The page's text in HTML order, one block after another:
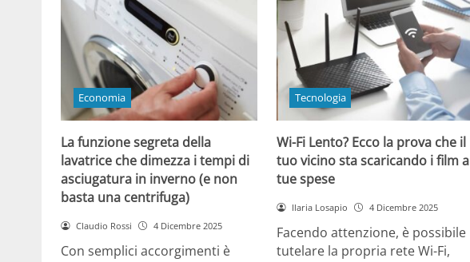
Economia
La funzione segreta della
lavatrice che dimezza i tempi di
asciugatura in inverno (e non
basta una centrifuga)
Claudio Rossi 4 Dicembre 2025
Con semplici accorgimenti è
Tecnologia
Wi-Fi Lento? Ecco la prova che il
tuo vicino sta scaricando i film a
tue spese
Ilaria Losapio 4 Dicembre 2025
Facendo attenzione, è possibile
tutelare la propria rete Wi-Fi,